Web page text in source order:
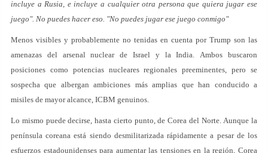
incluye a Rusia, e incluye a cualquier otra persona que quiera jugar ese
juego". No puedes hacer eso. "No puedes jugar ese juego conmigo"
Menos visibles y probablemente no tenidas en cuenta por Trump son las
amenazas del arsenal nuclear de Israel y la India. Ambos buscaron
posiciones como potencias nucleares regionales preeminentes, pero se
sospecha que albergan ambiciones más amplias que han conducido a
misiles de mayor alcance, ICBM genuinos.
Lo mismo puede decirse, hasta cierto punto, de Corea del Norte. Aunque la
península coreana está siendo desmilitarizada rápidamente a pesar de los
esfuerzos estadounidenses para aumentar las tensiones en la región, Corea